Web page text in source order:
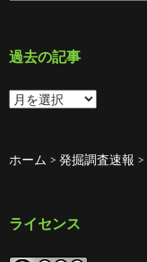
テ
ー
過去の記事
過
去
事
ホーム > 発掘調査速報 >
ライセンス